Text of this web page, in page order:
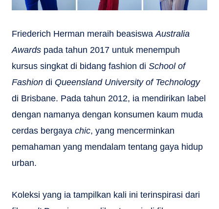
Friederich Herman meraih beasiswaAustralia
Awards pada tahun 2017 untuk menempuh
kursus singkat di bidang fashion di School of
Fashion di Queensland University of Technology
di Brisbane. Pada tahun 2012, ia mendirikan label
dengan namanya dengan konsumen kaum muda
cerdas bergaya chic, yang mencerminkan
pemahaman yang mendalam tentang gaya hidup
urban.
Koleksi yang ia tampilkan kali ini terinspirasi dari